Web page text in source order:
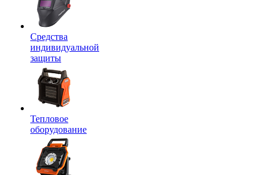
Средства
индивидуальной
защиты
Тепловое
оборудование